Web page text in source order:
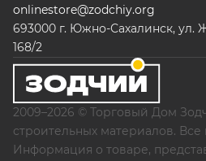
недели
onlinestore@zodchiy.org
693000 г. Южно-Сахалинск, ул.
168/2
2009–2026 © Торговый Дом
строительных материалов.
Информация о товаре,